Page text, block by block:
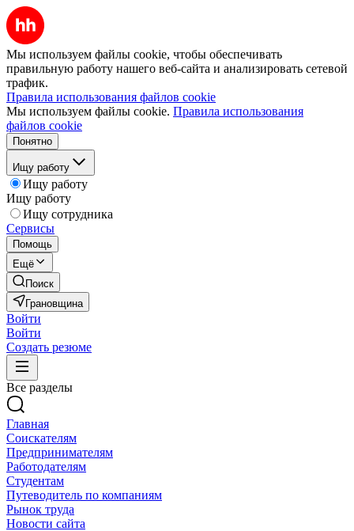
Мы используем файлы cookie, чтобы обеспечивать
правильную работу нашего веб-сайта и анализировать сетевой
трафик.
Правила использования файлов cookie
Мы используем файлы cookie. Правила использования
файлов cookie
Понятно
Ищу работу
Ищу работу
Ищу работу
Ищу сотрудника
Сервисы
Помощь
Ещё
Поиск
Грановщина
Войти
Войти
Создать резюме
Все разделы
Главная
Соискателям
Предпринимателям
Работодателям
Студентам
Путеводитель по компаниям
Рынок труда
Новости сайта